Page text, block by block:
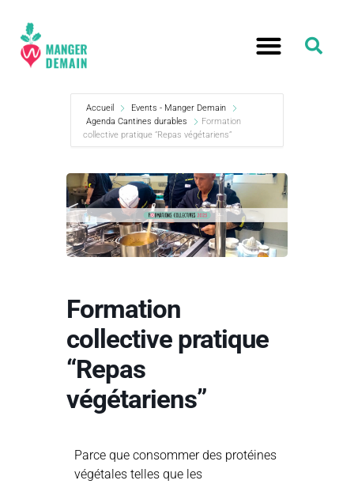
Accueil
Events - Manger Demain
Agenda Cantines durables
Formation
collective pratique “Repas végétariens”
Formation
collective pratique
“Repas
végétariens”
Parce que consommer des protéines
végétales telles que les